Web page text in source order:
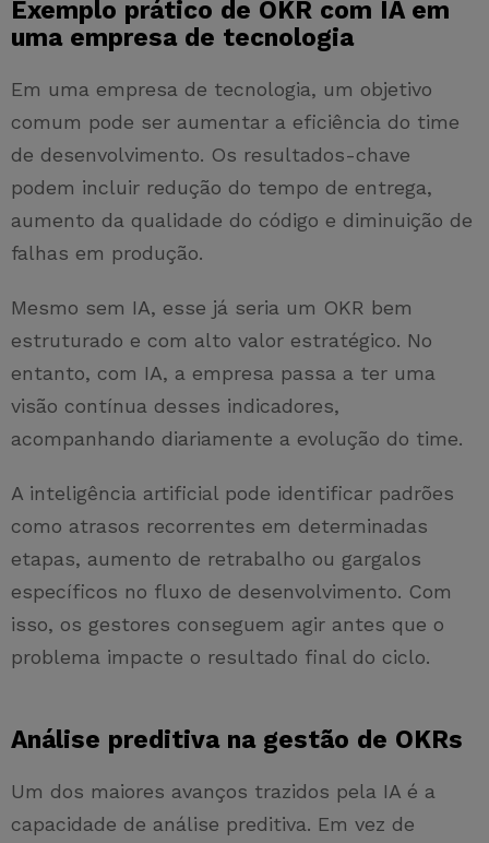
Exemplo prático de OKR com IA em
uma empresa de tecnologia
Em uma empresa de tecnologia, um objetivo
comum pode ser aumentar a eficiência do time
de desenvolvimento. Os resultados-chave
podem incluir redução do tempo de entrega,
aumento da qualidade do código e diminuição de
falhas em produção.
Mesmo sem IA, esse já seria um OKR bem
estruturado e com alto valor estratégico. No
entanto, com IA, a empresa passa a ter uma
visão contínua desses indicadores,
acompanhando diariamente a evolução do time.
A inteligência artificial pode identificar padrões
como atrasos recorrentes em determinadas
etapas, aumento de retrabalho ou gargalos
específicos no fluxo de desenvolvimento. Com
isso, os gestores conseguem agir antes que o
problema impacte o resultado final do ciclo.
Análise preditiva na gestão de OKRs
Um dos maiores avanços trazidos pela IA é a
capacidade de análise preditiva. Em vez de